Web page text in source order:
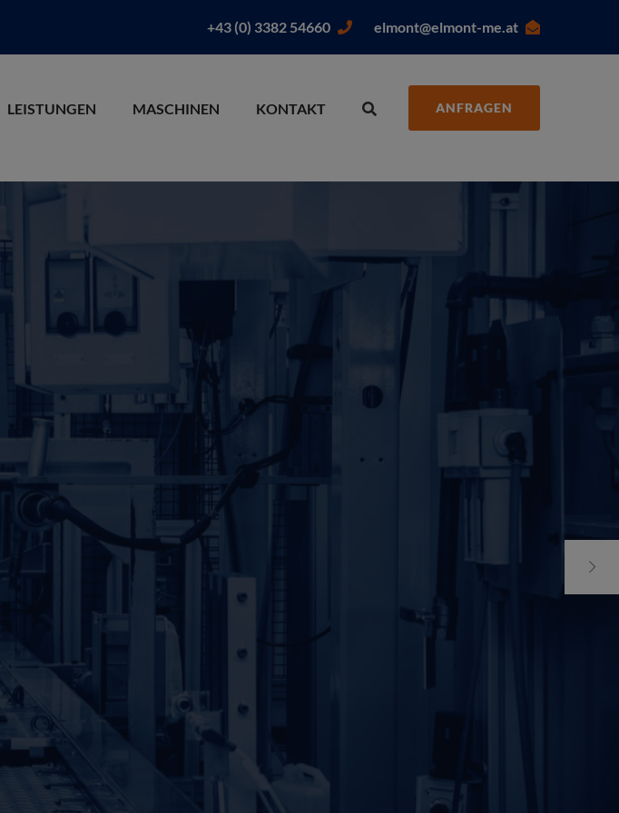
+43 (0) 3382 54660 elmont@elmont-me.at
LEISTUNGEN MASCHINEN KONTAKT ANFRAGEN